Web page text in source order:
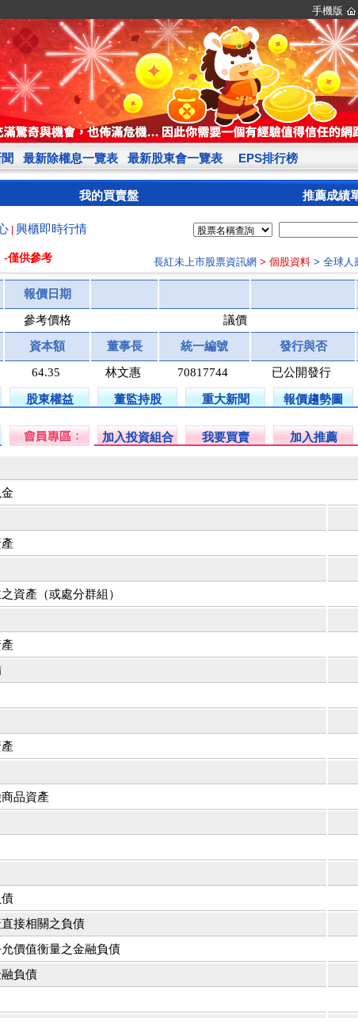
手機版
最新除權息一覽表 最新股東會一覽表 EPS排行榜
我的買賣盤 推薦成績
興櫃即時行情
-僅供參考 長紅未上市股票資訊網 > 個股資料 > 全球人
報價日期
參考價格 議價
資本額 董事長 統一編號 發行與否
64.35 林文惠 70817744 已公開發行
股東權益 董監持股 重大新聞 報價趨勢圖
加入投資組合 我要買賣 加入推薦
資產（或處分群組）
品資產
接相關之負債
價值衡量之金融負債
負債